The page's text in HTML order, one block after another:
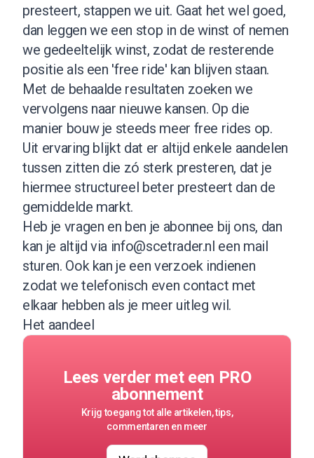
presteert, stappen we uit. Gaat het wel goed,
dan leggen we een stop in de winst of nemen
we gedeeltelijk winst, zodat de resterende
positie als een 'free ride' kan blijven staan.
Met de behaalde resultaten zoeken we
vervolgens naar nieuwe kansen. Op die
manier bouw je steeds meer free rides op.
Uit ervaring blijkt dat er altijd enkele aandelen
tussen zitten die zó sterk presteren, dat je
hiermee structureel beter presteert dan de
gemiddelde markt.
Heb je vragen en ben je abonnee bij ons, dan
kan je altijd via info@scetrader.nl een mail
sturen. Ook kan je een verzoek indienen
zodat we telefonisch even contact met
elkaar hebben als je meer uitleg wil.
Het aandeel
Lees verder met een PRO
abonnement
Krijg toegang tot alle artikelen, tips,
commentaren en meer